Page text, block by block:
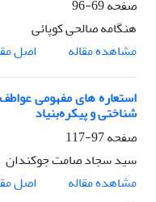
صفحه69-96
هنگامه صالحی کوپائی
مشاهده مقاله
اصل
استعاره های مفهومی
شناختی و پیکره‌بنیاد
صفحه97-117
سید سجاد صامت جوکندان
مشاهده مقاله
اصل